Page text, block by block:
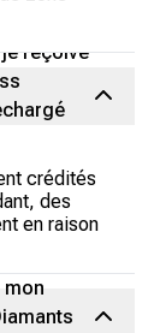
reçoive
crédités
des
en raison
mon